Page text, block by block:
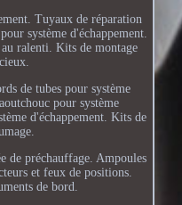
Tuyaux de réparation
système d'échappement.
ralenti. Kits de montage
de tubes pour système
pour système
d'échappement. Kits de
de préchauffage. Ampoules
et feux de positions.
de bord.